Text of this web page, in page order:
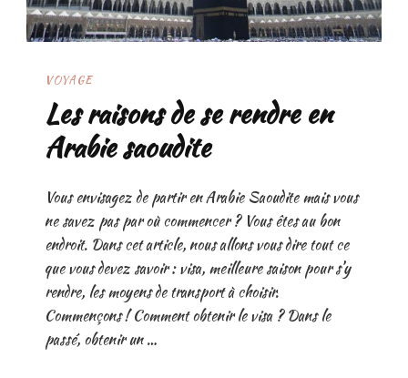
VOYAGE
Les raisons de se rendre en
Arabie saoudite
Vous envisagez de partir en Arabie Saoudite mais vous
ne savez pas par où commencer ? Vous êtes au bon
endroit. Dans cet article, nous allons vous dire tout ce
que vous devez savoir : visa, meilleure saison pour s’y
rendre, les moyens de transport à choisir.
Commençons ! Comment obtenir le visa ? Dans le
passé, obtenir un …